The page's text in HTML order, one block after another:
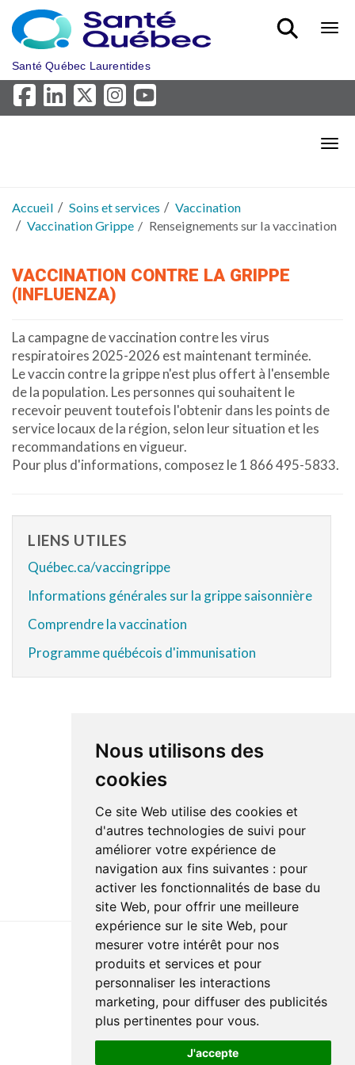
Nous utilisons des
cookies
Ce site Web utilise des cookies et
d'autres technologies de suivi pour
améliorer votre expérience de
navigation aux fins suivantes : pour
activer les fonctionnalités de base du
site Web, pour offrir une meilleure
expérience sur le site Web, pour
mesurer votre intérêt pour nos
produits et services et pour
personnaliser les interactions
marketing, pour diffuser des publicités
plus pertinentes pour vous.
J'accepte
Aller au menu principal
Santé Québec Laurentides
Accueil Soins et services
Vaccination
Vaccination Grippe
Renseignements sur la vaccination
VACCINATION CONTRE LA GRIPPE
(INFLUENZA)
La campagne de vaccination contre les virus
respiratoires 2025-2026 est maintenant terminée.
Le vaccin contre la grippe n'est plus offert à l'ensemble
de la population. Les personnes qui souhaitent le
recevoir peuvent toutefois l'obtenir dans les points de
service locaux de la région, selon leur situation et les
recommandations en vigueur.
Pour plus d'informations, composez le 1 866 495-5833.
LIENS UTILES
Québec.ca/vaccingrippe
Informations générales sur la grippe saisonnière
Comprendre la vaccination
Programme québécois d'immunisation
Dernière mise à jour : 29 juin 2026
Accessibilité
Documentation
Réalisation du site